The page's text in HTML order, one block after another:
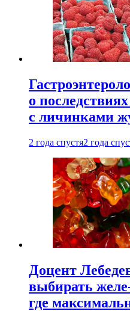
о
с личинками
2 года спустя2 года
Доцент
выбирать
где